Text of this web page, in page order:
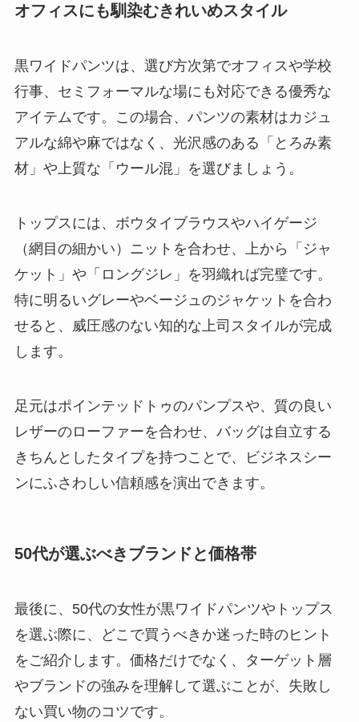
オフィスにも馴染むきれいめスタイル
黒ワイドパンツは、選び方次第でオフィスや学校
行事、セミフォーマルな場にも対応できる優秀な
アイテムです。この場合、パンツの素材はカジュ
アルな綿や麻ではなく、光沢感のある「とろみ素
材」や上質な「ウール混」を選びましょう。
トップスには、ボウタイブラウスやハイゲージ
（網目の細かい）ニットを合わせ、上から「ジャ
ケット」や「ロングジレ」を羽織れば完璧です。
特に明るいグレーやベージュのジャケットを合わ
せると、威圧感のない知的な上司スタイルが完成
します。
足元はポインテッドトゥのパンプスや、質の良い
レザーのローファーを合わせ、バッグは自立する
きちんとしたタイプを持つことで、ビジネスシー
ンにふさわしい信頼感を演出できます。
50代が選ぶべきブランドと価格帯
最後に、50代の女性が黒ワイドパンツやトップス
を選ぶ際に、どこで買うべきか迷った時のヒント
をご紹介します。価格だけでなく、ターゲット層
やブランドの強みを理解して選ぶことが、失敗し
ない買い物のコツです。